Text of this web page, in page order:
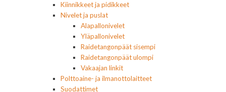
Kiinnikkeet ja pidikkeet
Nivelet ja puslat
Alapallonivelet
Yläpallonivelet
Raidetangonpäät sisempi
Raidetangonpäät ulompi
Vakaajan linkit
Polttoaine- ja ilmanottolaitteet
Suodattimet